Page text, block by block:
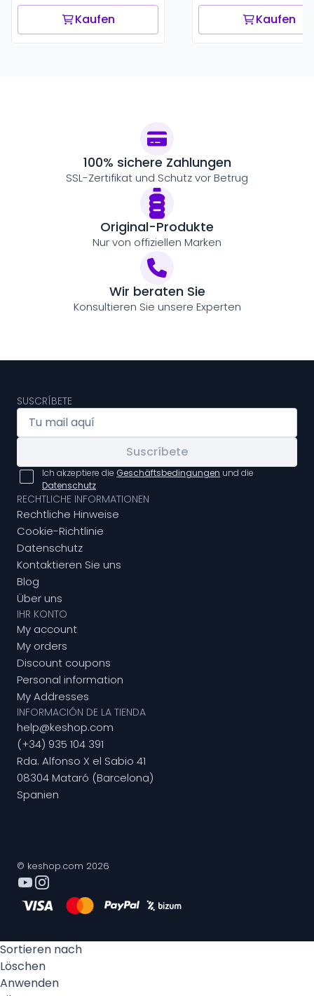
Kaufen Kaufen
100% sichere Zahlungen
SSL-Zertifikat und Schutz vor Betrug
Original-Produkte
Nur von offiziellen Marken
Wir beraten Sie
Konsultieren Sie unsere Experten
SUSCRÍBETE
Suscríbete
Ich akzeptiere die Geschäftsbedingungen und die
Datenschutz
RECHTLICHE INFORMATIONEN
Rechtliche Hinweise
Cookie-Richtlinie
Datenschutz
Kontaktieren Sie uns
Blog
Über uns
IHR KONTO
My account
My orders
Discount coupons
Personal information
My Addresses
INFORMACIÓN DE LA TIENDA
help@keshop.com
(+34) 935 104 391
Rda. Alfonso X el Sabio 41
08304 Mataró (Barcelona)
Spanien
© keshop.com 2026
Sortieren nach
Löschen
Anwenden